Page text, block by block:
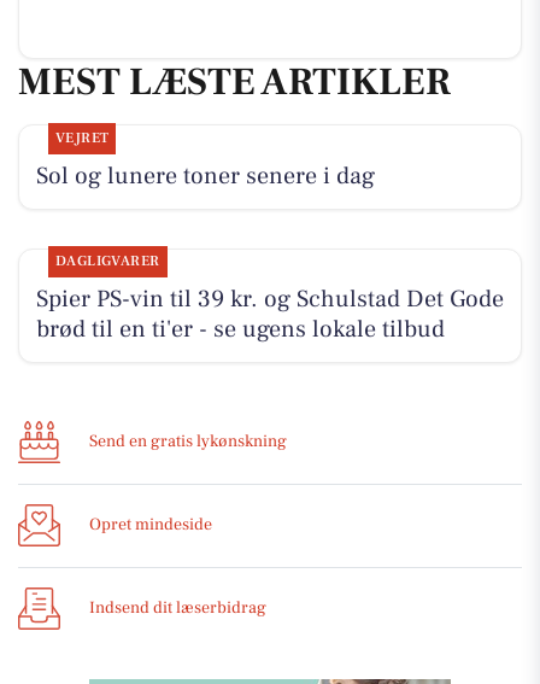
MEST LÆSTE ARTIKLER
VEJRET
Sol og lunere toner senere i dag
DAGLIGVARER
Spier PS-vin til 39 kr. og Schulstad Det Gode
brød til en ti'er - se ugens lokale tilbud
Send en gratis lykønskning
Opret mindeside
Indsend dit læserbidrag